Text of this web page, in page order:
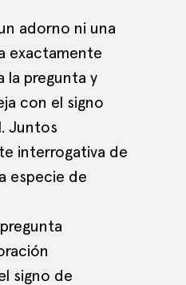
adorno ni una
exactamente
la pregunta y
con el signo
Juntos
interrogativa de
especie de
signo de